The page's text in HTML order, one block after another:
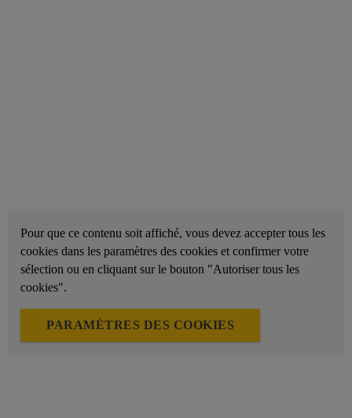
Pour que ce contenu soit affiché, vous devez accepter tous les
cookies dans les paramètres des cookies et confirmer votre
sélection ou en cliquant sur le bouton "Autoriser tous les
cookies".
PARAMÈTRES DES COOKIES